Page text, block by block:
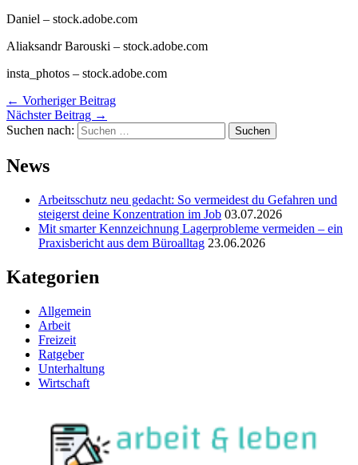
Daniel – stock.adobe.com
Aliaksandr Barouski – stock.adobe.com
insta_photos – stock.adobe.com
← Vorheriger Beitrag
Nächster Beitrag →
Suchen nach:
News
Arbeitsschutz neu gedacht: So vermeidest du Gefahren und
steigerst deine Konzentration im Job 03.07.2026
Mit smarter Kennzeichnung Lagerprobleme vermeiden – ein
Praxisbericht aus dem Büroalltag 23.06.2026
Kategorien
Allgemein
Arbeit
Freizeit
Ratgeber
Unterhaltung
Wirtschaft